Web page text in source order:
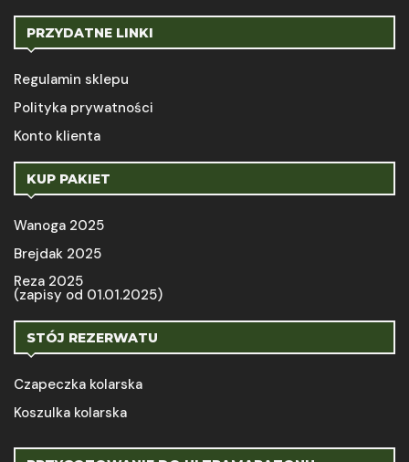
PRZYDATNE LINKI
Regulamin sklepu
Polityka prywatności
Konto klienta
KUP PAKIET
Wanoga 2025
Brejdak 2025
Reza 2025
(zapisy od 01.01.2025)
STÓJ REZERWATU
Czapeczka kolarska
Koszulka kolarska